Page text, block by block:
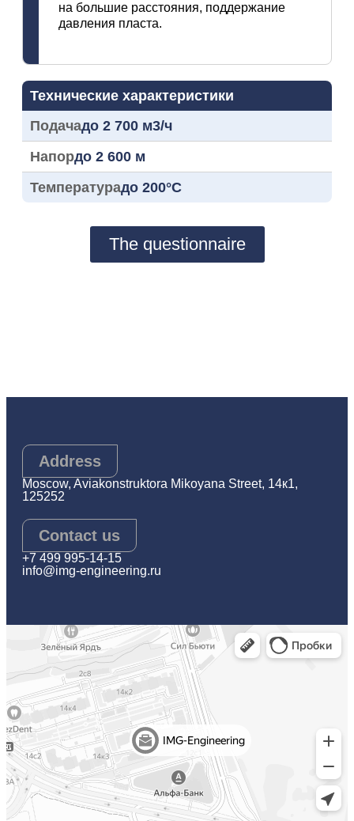
на большие расстояния, поддержание
давления пласта.
Технические характеристики
Подачадо 2 700 м3/ч
Напордо 2 600 м
Температурадо 200°C
The questionnaire
Address
Moscow, Aviakonstruktora Mikoyana Street, 14к1,
125252
Contact us
+7 499 995-14-15
info@img-engineering.ru